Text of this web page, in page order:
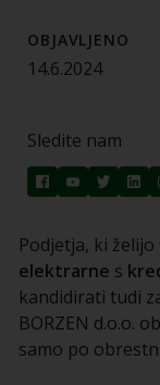
OBJAVLJENO
14.6.2024
Sledite nam
Podjetja, ki
elektrarne s
kandidirati tudi
BORZEN d.o.o.
samo po